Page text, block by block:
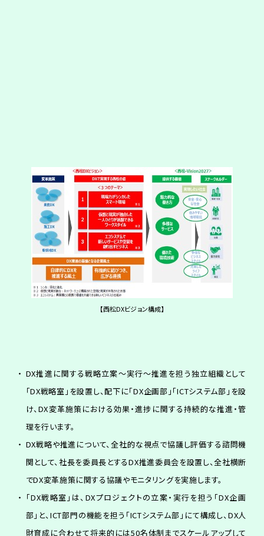
【西松DXビジョン構成】
DX推進に関する戦略立案～実行～推進を担う独立組織として
「DX戦略室」を設置し、配下に「DX企画部」「ICTシステム部」を設
け、DX変革施策における効果・進捗に関する持続的な推進・管
理を行います。
DX戦略や推進について、全社的な視点で協議し評価する諮問機
関として、社長を委員長とするDX推進委員会を設置し、全社横断
でDX変革施策に関する協議やモニタリングを実施します。
「DX戦略室」は、DXプロジェクトの立案・実行を担う「DX企画
部」と、ICT部門の機能を担う「ICTシステム部」にて構成し、DX人
財育成に合わせて将来的には50名体制までスケールアップして